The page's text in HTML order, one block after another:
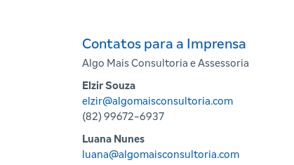
Contatos para a Imprensa
Algo Mais Consultoria e Assessoria
Elzir Souza
elzir@algomaisconsultoria.com
(82) 99672-6937
Luana Nunes
luana@algomaisconsultoria.com